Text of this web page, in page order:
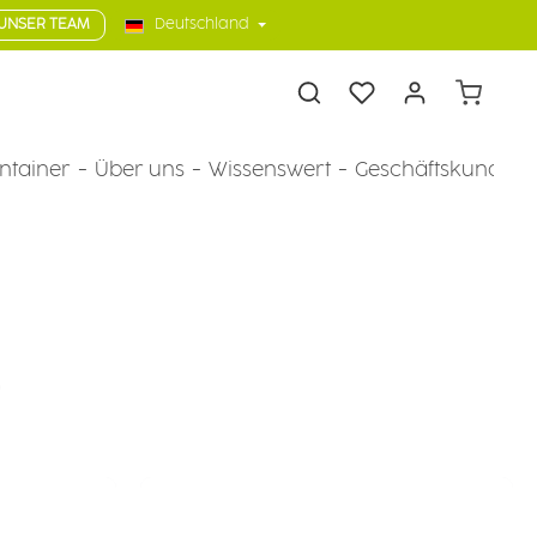
TEAM Deutschland
Über uns Wissenswert Geschäftskunden